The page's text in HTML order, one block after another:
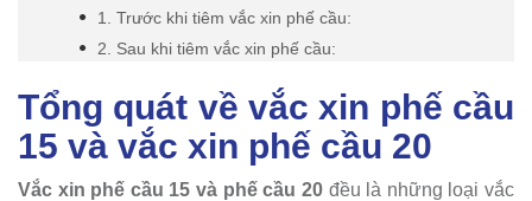
1. Trước khi tiêm vắc xin phế cầu:
2. Sau khi tiêm vắc xin phế cầu:
Tổng quát về vắc xin phế cầu
15 và vắc xin phế cầu 20
Vắc xin phế cầu 15 và phế cầu 20đều là những loại vắc